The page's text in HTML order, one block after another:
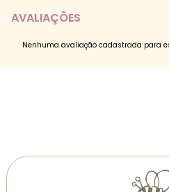
AVALIAÇÕES
Nenhuma avaliação cadastrada para